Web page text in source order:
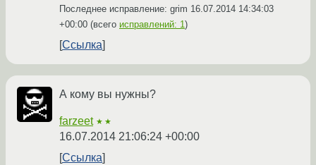
Последнее исправление: grim 16.07.2014 14:34:03
+00:00 (всего исправлений: 1)
Ссылка
А кому вы нужны?
farzeet ★★
16.07.2014 21:06:24 +00:00
Ссылка